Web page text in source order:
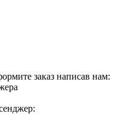
заказ написав нам: